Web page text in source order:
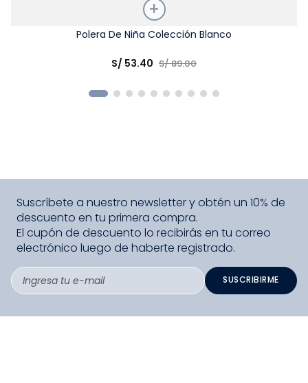
Polera De Niña Colección Blanco
S/ 53.40 S/89.00
Suscríbete a nuestro newsletter y obtén un 10% de
descuento en tu primera compra.
El cupón de descuento lo recibirás en tu correo
electrónico luego de haberte registrado.
SUSCRIBIRME